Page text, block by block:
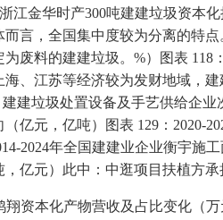
金华时产300吨建建垃圾资本化
言，全国集中度较为分离的特
为废料的建建垃圾。%）图表
、江苏等经济较为发财地域，
建垃圾处置设备及手艺供给企
亿元，亿吨）图表 129：2020-
2024年全国建建业企业衡宇施
亿元）此中：中逛项目扶植方
资本化产物营收及占比变化（万